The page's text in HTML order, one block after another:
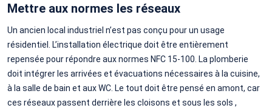
Mettre aux normes les réseaux
Un ancien local industriel n’est pas conçu pour un usage
résidentiel. L’installation électrique doit être entièrement
repensée pour répondre aux normes NFC 15-100. La plomberie
doit intégrer les arrivées et évacuations nécessaires à la cuisine,
à la salle de bain et aux WC. Le tout doit être pensé en amont, car
ces réseaux passent derrière les cloisons et sous les sols ,